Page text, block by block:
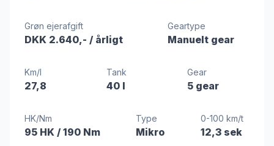
Grøn ejerafgift
DKK 2.640,- / årligt
Geartype
Manuelt gear
Km/l
27,8
Tank
40 l
Gear
5 gear
HK/Nm
95 HK / 190 Nm
Type
Mikro
0-100 km/t
12,3 sek